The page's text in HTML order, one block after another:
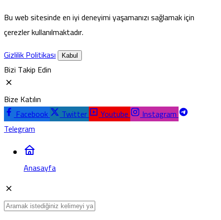
Bu web sitesinde en iyi deneyimi yaşamanızı sağlamak için
çerezler kullanılmaktadır.
Gizlilik Politikası
Kabul
Bizi Takip Edin
Bize Katılın
Facebook
Twitter Youtube
Instagram
Telegram
Anasayfa